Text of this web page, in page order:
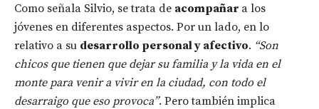
Como señala Silvio, se trata de acompañar a los
jóvenes en diferentes aspectos. Por un lado, en lo
relativo a su desarrollo personal y afectivo. “Son
chicos que tienen que dejar su familia y la vida en el
monte para venir a vivir en la ciudad, con todo el
desarraigo que eso provoca”. Pero también implica